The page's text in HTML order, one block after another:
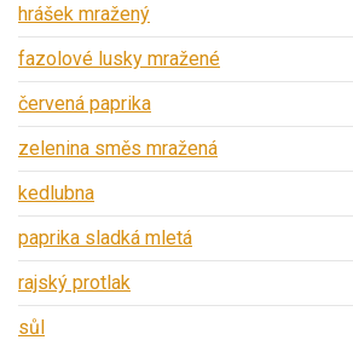
hrášek mražený
fazolové lusky mražené
červená paprika
zelenina směs mražená
kedlubna
paprika sladká mletá
rajský protlak
sůl